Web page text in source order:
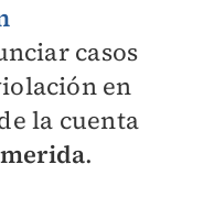
casos
en
la cuenta
.